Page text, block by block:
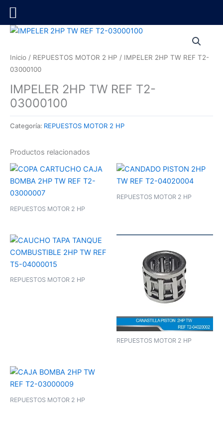
contenido
Inicio / REPUESTOS MOTOR 2 HP / IMPELER 2HP TW REF T2-
03000100
IMPELER 2HP TW REF T2-
03000100
Categoría: REPUESTOS MOTOR 2 HP
Productos relacionados
REPUESTOS MOTOR 2 HP
REPUESTOS MOTOR 2 HP
REPUESTOS MOTOR 2 HP
REPUESTOS MOTOR 2 HP
REPUESTOS MOTOR 2 HP